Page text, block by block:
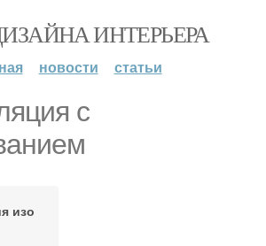
ИНТЕРЬЕРА
новости статьи
с
изо